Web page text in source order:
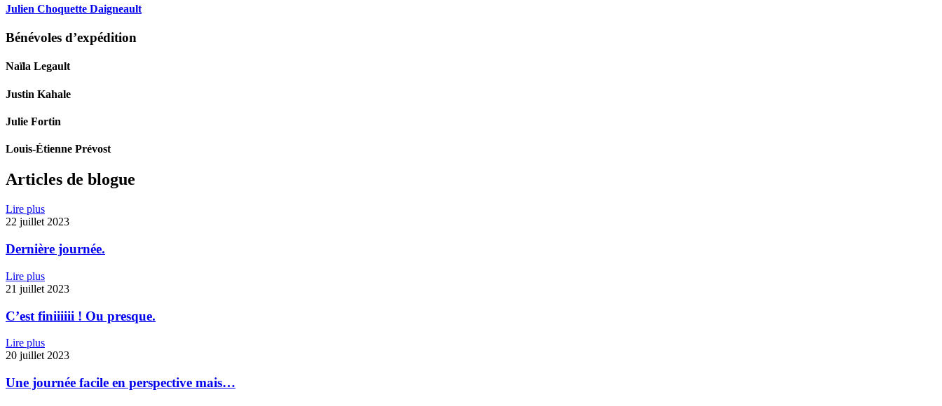
Julien Choquette Daigneault
Bénévoles d’expédition
Naïla Legault
Justin Kahale
Julie Fortin
Louis-Étienne Prévost
Articles de blogue
Lire plus
22 juillet 2023
Dernière journée.
Lire plus
21 juillet 2023
C’est finiiiiii ! Ou presque.
Lire plus
20 juillet 2023
Une journée facile en perspective mais…